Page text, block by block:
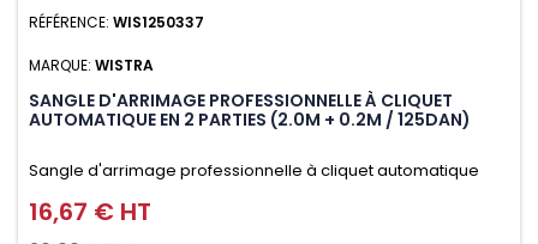
RÉFÉRENCE: WIS1250337
MARQUE: WISTRA
SANGLE D'ARRIMAGE PROFESSIONNELLE À CLIQUET
AUTOMATIQUE EN 2 PARTIES (2.0M + 0.2M / 125DAN)
Sangle d'arrimage professionnelle à cliquet automatique
avec crochet deux doigts soudés en J en 2 parties (2.0M +
Prix
16,67 € HT